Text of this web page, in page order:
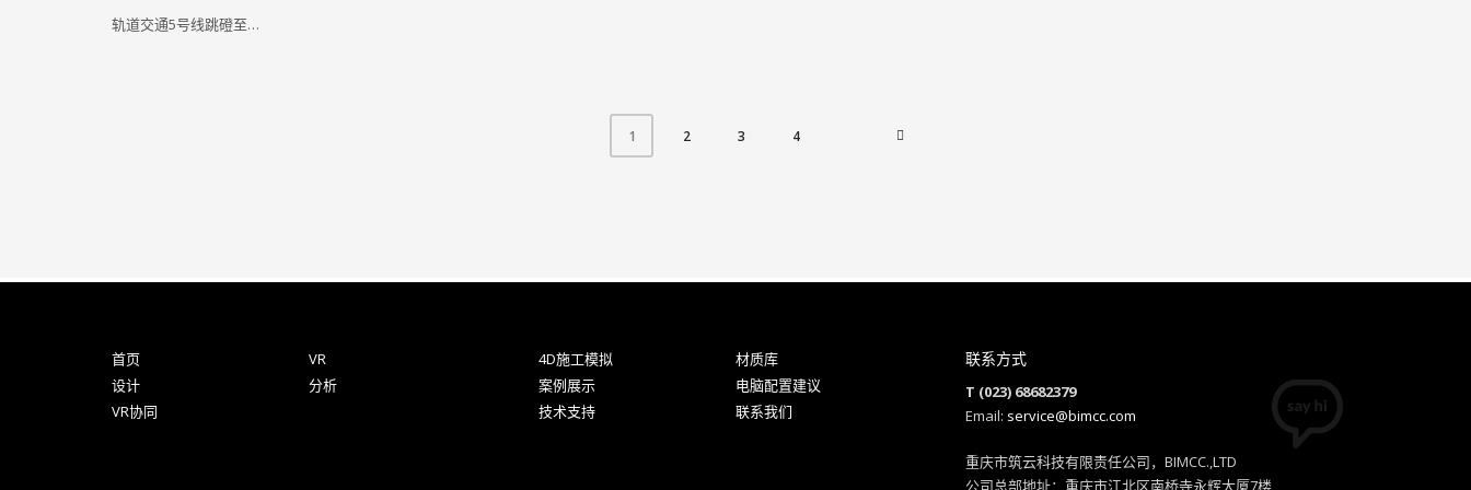
轨道交通5号线跳磴至…
1 2 3 4
首页
VR
设计
分析
VR协同
4D施工模拟
材质库
案例展示
电脑配置建议
技术支持
联系我们
联系方式
T (023) 68682379
Email: service@bimcc.com
重庆市筑云科技有限责任公司，BIMCC.,LTD
公司总部地址：重庆市江北区南桥寺永辉大厦7楼